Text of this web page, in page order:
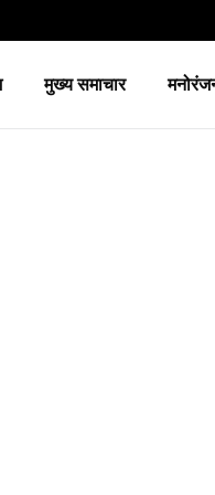
मुख्य समाचार